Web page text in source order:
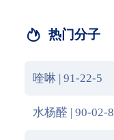
热门分子
喹啉 | 91-22-5
水杨醛 | 90-02-8